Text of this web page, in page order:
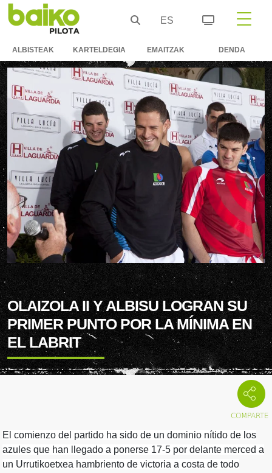
ES
ALBISTEAK KARTELDEGIA EMAITZAK DENDA
OLAIZOLA II Y ALBISU LOGRAN SU
PRIMER PUNTO POR LA MÍNIMA EN
EL LABRIT
El comienzo del partido ha sido de un dominio nítido de los
azules que han llegado a ponerse 17-5 por delante merced a
un Urrutikoetxea hambriento de victoria a costa de todo